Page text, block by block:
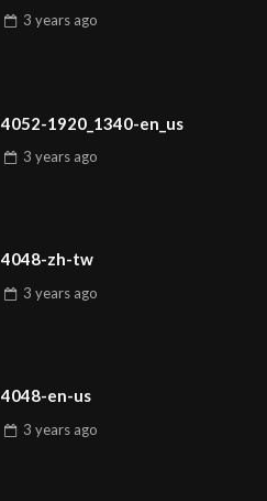
3 years ago
4052-1920_1340-en_us
3 years ago
4048-zh-tw
3 years ago
4048-en-us
3 years ago